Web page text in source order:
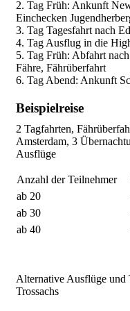
2. Tag Früh: Ankunft
Einchecken
3. Tag Tagesfahrt nach
4. Tag Ausflug in die
5. Tag Früh: Abfahrt
Fähre, Fährüberfahrt
6. Tag Abend: Ankunft
Beispielreise
2 Tagfahrten,
Amsterdam, 3
Ausflüge
Anzahl der Teilnehmer
ab 20
ab 30
ab 40
Alternative Ausflüge und
Trossachs